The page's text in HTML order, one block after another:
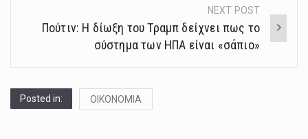
NEXT POST
Πούτιν: Η δίωξη του Τραμπ δείχνει πως το
σύστημα των ΗΠΑ είναι «σάπιο»
Posted in: ΟΙΚΟΝΟΜΙΑ